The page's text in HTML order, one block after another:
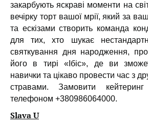
закарбують яскраві моменти на
вечірку торт вашої мрії, який за
та ескізами створить команда
для тих, хто шукає
святкування дня народження,
його в тирі «Ібіс», де ви
навички та цікаво провести час з
стравами. Замовити
телефоном +380986064000.
Slava U